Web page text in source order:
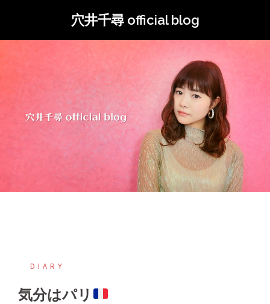
テ
穴井千尋 official blog
DIARY
気分はパリ